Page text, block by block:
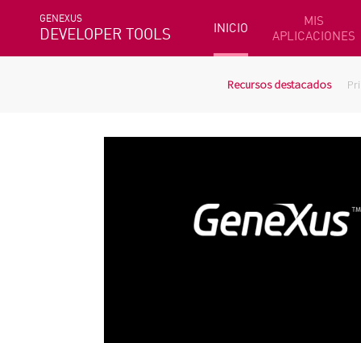
GENEXUS
DEVELOPER TOOLS INICIO
MIS
APLICACIONES
Recursos destacados